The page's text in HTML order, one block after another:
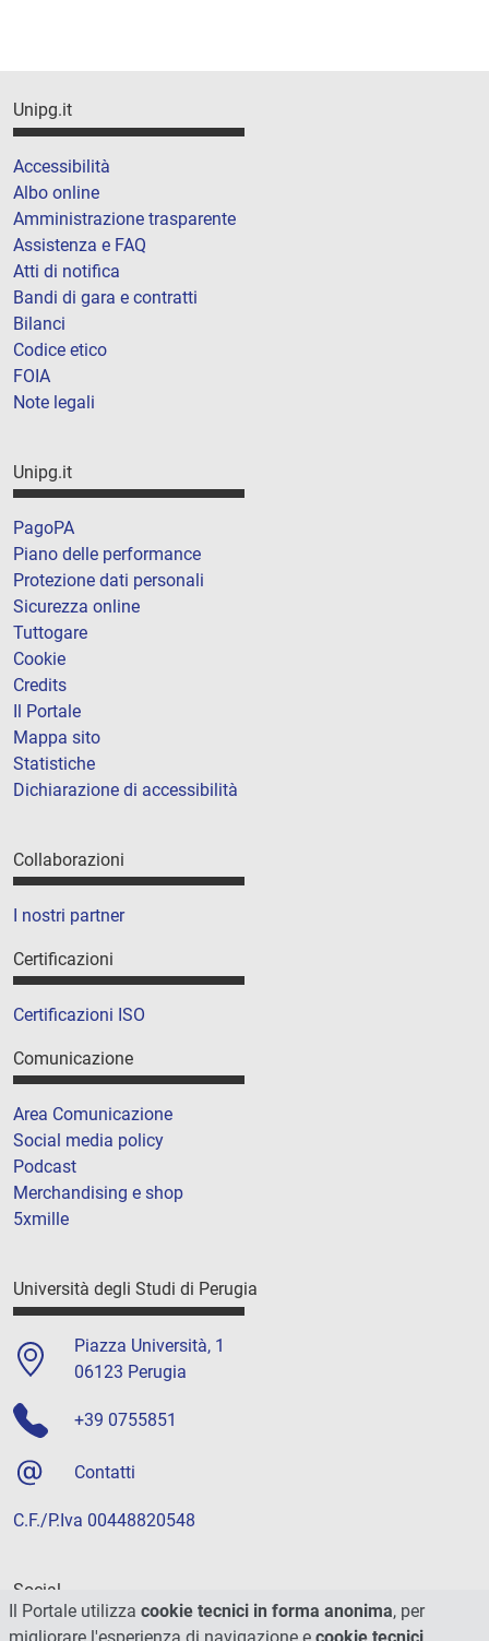
Unipg.it
Accessibilità
Albo online
Amministrazione trasparente
Assistenza e FAQ
Atti di notifica
Bandi di gara e contratti
Bilanci
Codice etico
FOIA
Note legali
Unipg.it
PagoPA
Piano delle performance
Protezione dati personali
Sicurezza online
Tuttogare
Cookie
Credits
Il Portale
Mappa sito
Statistiche
Dichiarazione di accessibilità
Collaborazioni
I nostri partner
Certificazioni
Certificazioni ISO
Comunicazione
Area Comunicazione
Social media policy
Podcast
Merchandising e shop
5xmille
Università degli Studi di Perugia
Piazza Università, 1
06123 Perugia
+39 0755851
Contatti
C.F./P.Iva 00448820548
Social
Il Portale utilizza cookie tecnici in forma anonima, per